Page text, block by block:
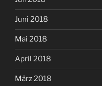
Juni 2018
Mai 2018
April 2018
März 2018